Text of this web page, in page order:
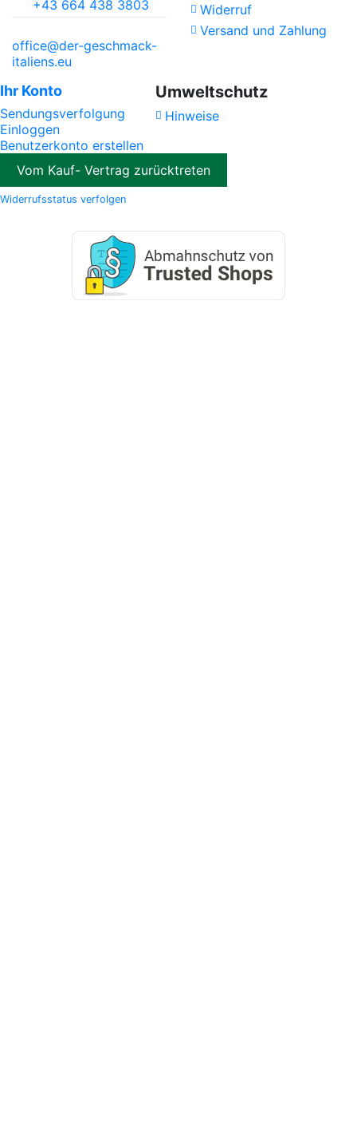
+43 664 438 3803
office@der-geschmack-
italiens.eu
Widerruf
Versand und Zahlung
Ihr Konto
Sendungsverfolgung
Einloggen
Benutzerkonto erstellen
Umweltschutz
Hinweise
Vom Kauf- Vertrag zurücktreten
Widerrufsstatus verfolgen